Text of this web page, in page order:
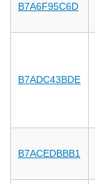
B7A6F95C6D
B7ADC43BDE
B7ACEDBBB1